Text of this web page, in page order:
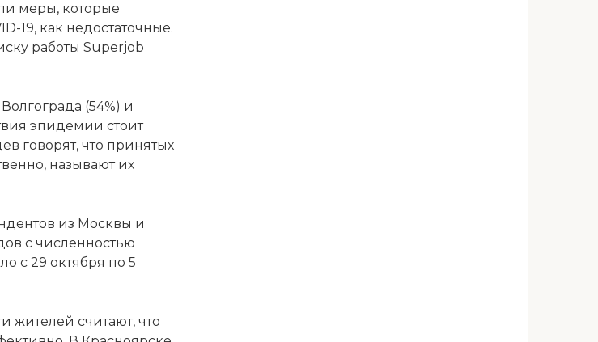
меры, которые
19, как недостаточные.
работы Superjob
(54%) и
эпидемии стоит
говорят, что принятых
называют их
из Москвы и
с численностью
с 29 октября по 5
жителей считают, что